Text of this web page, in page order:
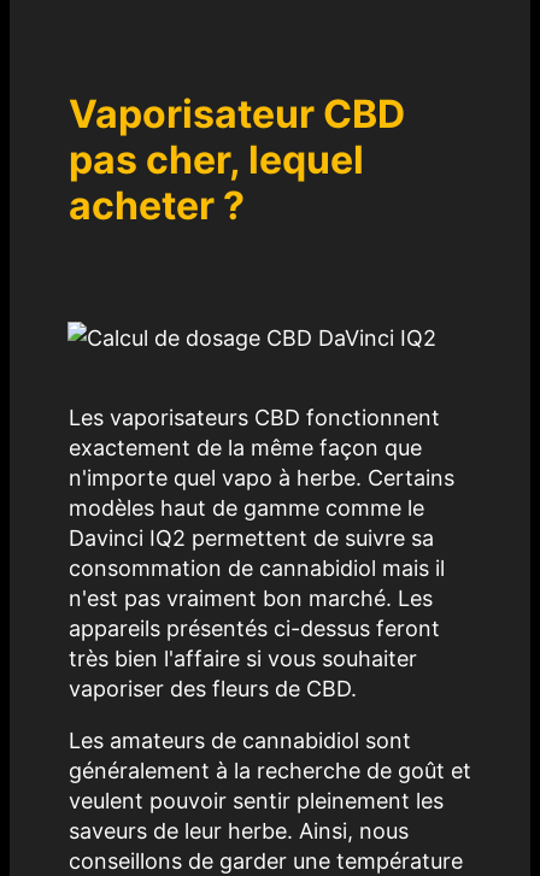
Vaporisateur CBD
pas cher, lequel
acheter ?
Les vaporisateurs CBD fonctionnent
exactement de la même façon que
n'importe quel vapo à herbe. Certains
modèles haut de gamme comme le
Davinci IQ2 permettent de suivre sa
consommation de cannabidiol mais il
n'est pas vraiment bon marché. Les
appareils présentés ci-dessus feront
très bien l'affaire si vous souhaiter
vaporiser des fleurs de CBD.
Les amateurs de cannabidiol sont
généralement à la recherche de goût et
veulent pouvoir sentir pleinement les
saveurs de leur herbe. Ainsi, nous
conseillons de garder une température